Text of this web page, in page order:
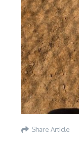
Share Article